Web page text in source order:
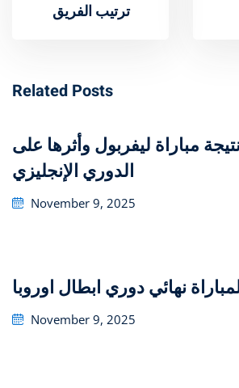
ترتيب الفريق
Related Posts
مباراة ليفربول وأثرها على
الدوري الإنجليزي
Posted
November 9, 2025
نهائي دوري ابطال اوروبا
Posted
November 9, 2025